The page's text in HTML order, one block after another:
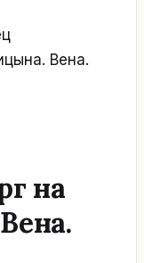
Вена.
на